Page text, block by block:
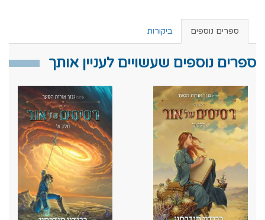
ספרים נוספים ביקורות
ספרים נוספים שעשויים לעניין אותך